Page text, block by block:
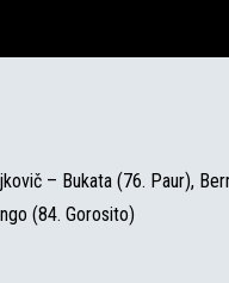
– Bukata (76. Paur),
(84. Gorosito)